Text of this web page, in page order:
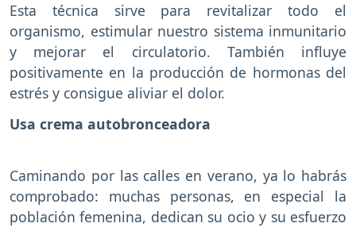
Esta técnica sirve para revitalizar todo el
organismo, estimular nuestro sistema inmunitario
y mejorar el circulatorio. También influye
positivamente en la producción de hormonas del
estrés y consigue aliviar el dolor.
Usa crema autobronceadora
Caminando por las calles en verano, ya lo habrás
comprobado: muchas personas, en especial la
población femenina, dedican su ocio y su esfuerzo